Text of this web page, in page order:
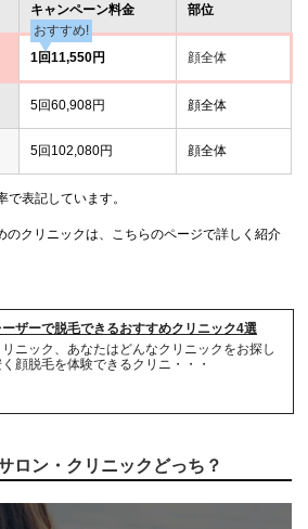
キャンペーン料金 部位
おすすめ!
1回11,550円
顔全体
5回60,908円 顔全体
5回102,080円 顔全体
表記しています。
のクリニックは、こちらのページで詳しく紹介
ザーで脱毛できるおすすめクリニック4選
ニック、あなたはどんなクリニックをお探し
顔脱毛を体験できるクリニ・・・
ロン・クリニックどっち？